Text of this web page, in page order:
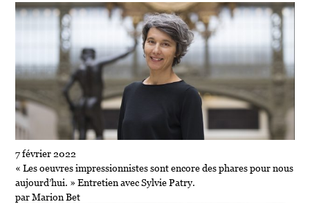
7 février 2022
« Les oeuvres impressionnistes sont encore des phares pour nous
aujourd’hui. » Entretien avec Sylvie Patry.
par Marion Bet